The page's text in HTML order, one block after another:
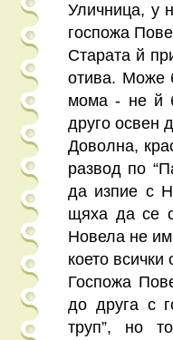
Уличница, у
госпожа
Старата й
отива. Може
мома - не й
друго освен
Доволна,
развод по
да изпие с
щяха да се
Новела не
което всички
Госпожа
до друга с
труп”, но